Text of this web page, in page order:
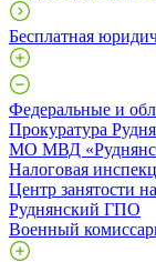
Бесплатная
Федеральные и
Прокуратура
МО МВД
Налоговая
Центр занятости
Руднянский ГПО
Военный